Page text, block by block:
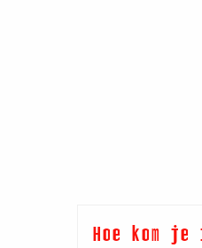
Hoe kom